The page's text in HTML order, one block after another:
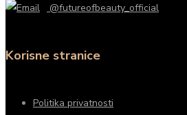
@futureofbeauty_official
Korisne stranice
Politika privatnosti